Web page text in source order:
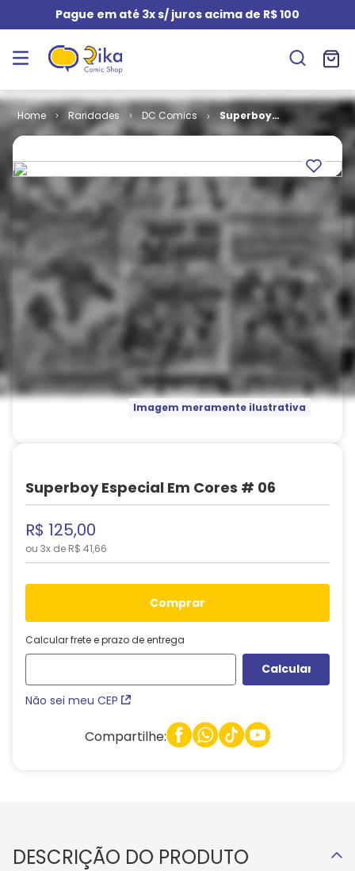
Pague em até 3x s/ juros acima de R$ 100
Raridades DC Comics
Superboy
Especial em
Imagem meramente ilustrativa
Superboy Especial Em Cores # 06
R$ 125,00
ou 3x de R$ 41,66
comprar
Calcular frete e prazo de entrega
Não sei meu CEP
Compartilhe:
DESCRIÇÃO DO PRODUTO